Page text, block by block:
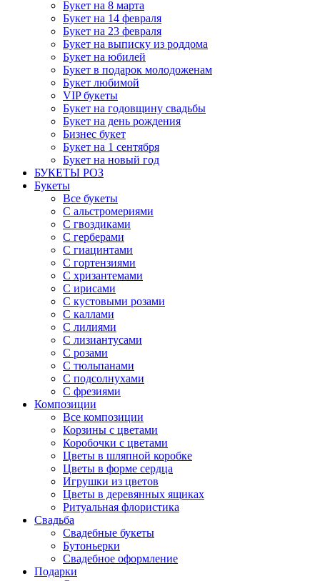
Букет на 8 марта
Букет на 14 февраля
Букет на 23 февраля
Букет на выписку из роддома
Букет на юбилей
Букет в подарок молодоженам
Букет любимой
VIP букеты
Букет на годовщину свадьбы
Букет на день рождения
Бизнес букет
Букет на 1 сентября
Букет на новый год
БУКЕТЫ РОЗ
Букеты
Все букеты
С альстромериями
С гвоздиками
С герберами
С гиацинтами
С гортензиями
С хризантемами
С ирисами
С кустовыми розами
С каллами
С лилиями
С лизиантусами
С розами
С тюльпанами
С подсолнухами
С фрезиями
Композиции
Все композиции
Корзины с цветами
Коробочки с цветами
Цветы в шляпной коробке
Цветы в форме сердца
Игрушки из цветов
Цветы в деревянных ящиках
Ритуальная флористика
Свадьба
Свадебные букеты
Бутоньерки
Свадебное оформление
Подарки